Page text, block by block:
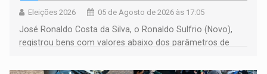
Eleições 2026 05 de Agosto de 2026 às 17:05
José Ronaldo Costa da Silva, o Ronaldo Sulfrio (Novo),
registrou bens com valores abaixo dos parâmetros de
milhões